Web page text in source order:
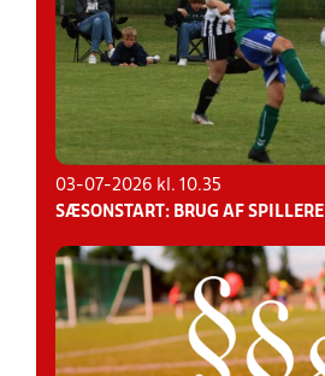
03-07-2026 kl. 10.35
SÆSONSTART: BRUG AF SPILLERE